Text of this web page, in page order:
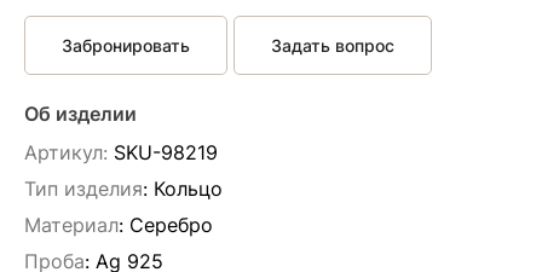
Забронировать Задать вопрос
Об изделии
Артикул: SKU-98219
Тип изделия: Кольцо
Материал: Серебро
Проба: Ag 925